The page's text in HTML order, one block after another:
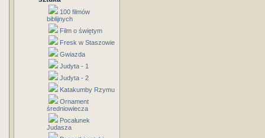
100 filmów
biblijnych
Film o świętym
Fresk w Staszowie
Gwiazda
Judyta - 1
Judyta - 2
Katakumby Rzymu
Ornament
średniowiecza
Pocałunek
Judasza